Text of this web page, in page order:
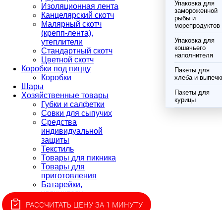
Изоляционная лента
Канцелярский скотч
Малярный скотч
(крепп-лента),
утеплители
Стандартный скотч
Цветной скотч
Коробки под пиццу
Коробки
Шары
Хозяйственные товары
Губки и салфетки
Совки для сыпучих
Средства
индивидуальной
защиты
Текстиль
Товары для пикника
Товары для
приготовления
Батарейки,
удлинители
Клей
Упаковка для
замороженной
рыбы и
морепродуктов
Упаковка для
кошачьего
наполнителя
Пакеты для
хлеба и
Пакеты для
курицы
РАССЧИТАТЬ ЦЕНУ ЗА 1 МИНУТУ